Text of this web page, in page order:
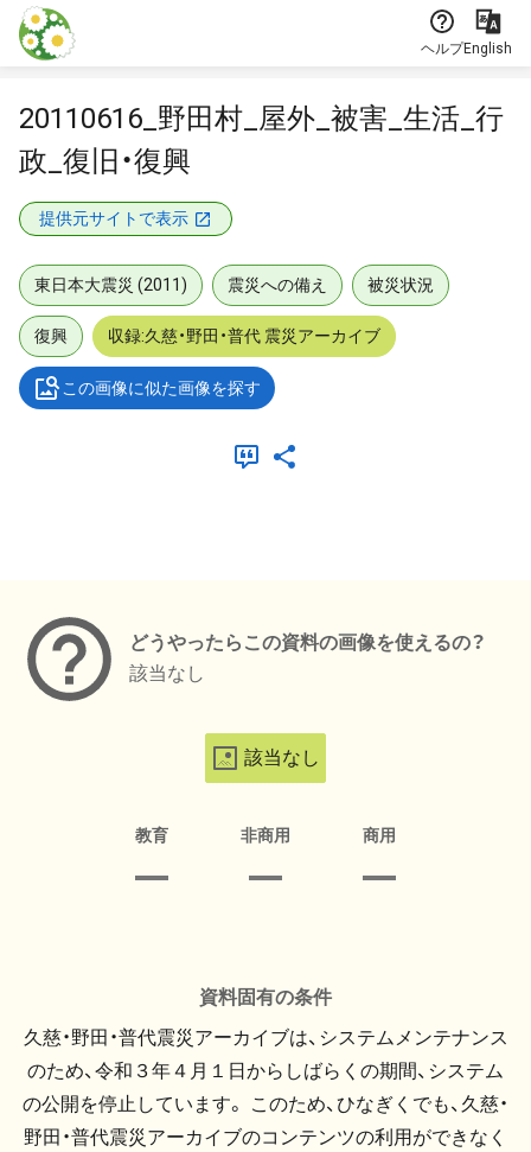
本文に飛ぶ
ヘルプEnglish
20110616_野田村_屋外_被害_生活_行
政_復旧・復興
提供元サイトで表示
東日本大震災 (2011) 震災への備え 被災状況
復興 収録:久慈・野田・普代 震災アーカイブ
この画像に似た画像を探す
どうやったらこの資料の画像を使えるの？
該当なし
該当なし
教育 非商用 商用
資料固有の条件
久慈・野田・普代震災アーカイブは、システムメンテナンス
のため、令和３年４月１日からしばらくの期間、システム
の公開を停止しています。 このため、ひなぎくでも、久慈・
野田・普代震災アーカイブのコンテンツの利用ができなく